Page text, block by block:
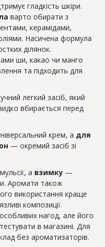
гладкість шкіри.
варто обирати з
керамідами,
Насичена формула
ділянок.
ши, какао чи манго
та підходить для
легкий засіб, який
вбирається перед
крем, а для
— окремий засіб зі
а взимку —
Аромати також
використання краще
композиції.
нагод, але його
в магазині. Для
без ароматизаторів.